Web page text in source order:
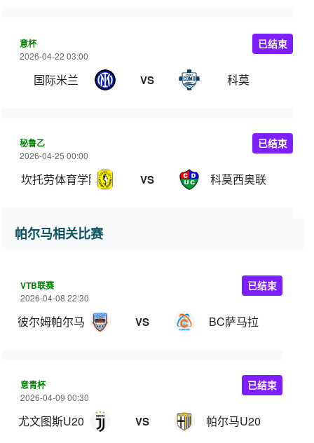
意杯
2026-04-22 03:00
国际米兰 VS 科莫
已结束
秘鲁乙
2026-04-25 00:00
坎托劳体育学院 VS 科莫西奥联
已结束
帕尔马相关比赛
VTB联赛
2026-04-08 22:30
彼尔姆帕尔马 VS BC萨马拉
已结束
意青杯
2026-04-09 00:30
尤文图斯U20 VS 帕尔马U20
已结束